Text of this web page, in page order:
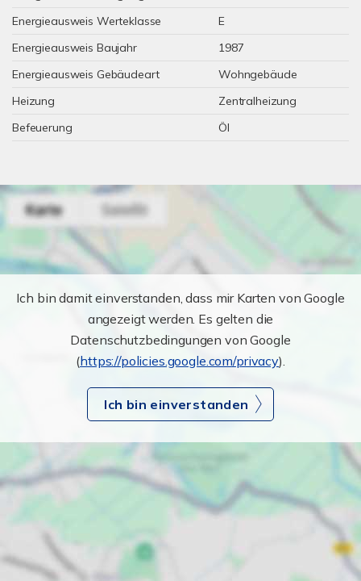
Energieausweis Werteklasse
E
Energieausweis Baujahr
1987
Energieausweis Gebäudeart
Wohngebäude
Heizung
Zentralheizung
Befeuerung
Öl
Ich bin damit einverstanden, dass mir Karten von Google
angezeigt werden. Es gelten die
Datenschutzbedingungen von Google
(https://policies.google.com/privacy).
Ich bin einverstanden